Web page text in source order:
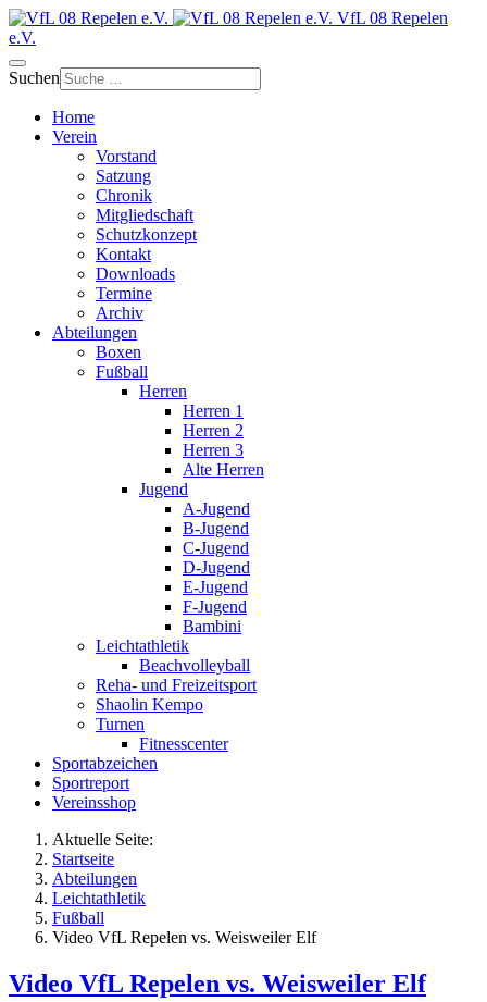
VfL 08 Repelen
e.V.
Suchen
Home
Verein
Vorstand
Satzung
Chronik
Mitgliedschaft
Schutzkonzept
Kontakt
Downloads
Termine
Archiv
Abteilungen
Boxen
Fußball
Herren
Herren 1
Herren 2
Herren 3
Alte Herren
Jugend
A-Jugend
B-Jugend
C-Jugend
D-Jugend
E-Jugend
F-Jugend
Bambini
Leichtathletik
Beachvolleyball
Reha- und Freizeitsport
Shaolin Kempo
Turnen
Fitnesscenter
Sportabzeichen
Sportreport
Vereinsshop
Aktuelle Seite:
Startseite
Abteilungen
Leichtathletik
Fußball
Video VfL Repelen vs. Weisweiler Elf
Video VfL Repelen vs. Weisweiler Elf